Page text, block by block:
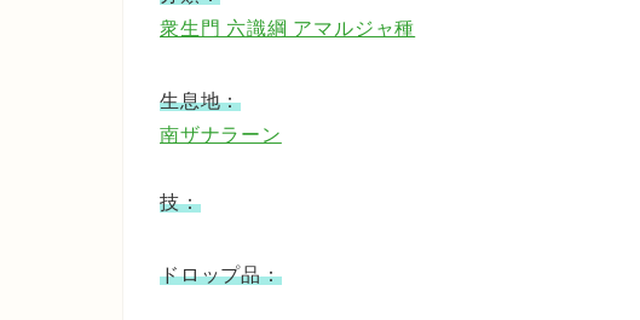
衆生門 六識綱 アマルジャ種
生息地：
南ザナラーン
技：
ドロップ品：